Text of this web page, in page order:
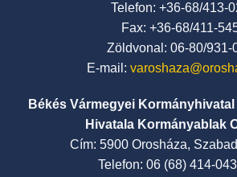
Telefon: +36-68/413-
Fax: +36-68/411-
Zöldvonal: 06-80/931-
E-mail:
Békés Vármegyei
Hivatala Kormányablak
Cím: 5900 Orosháza,
Telefon: 06 (68) 414-